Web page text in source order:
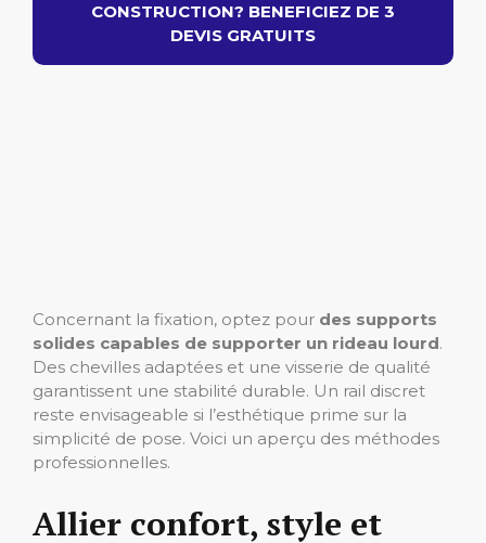
CONSTRUCTION? BENEFICIEZ DE 3
DEVIS GRATUITS
Concernant la fixation, optez pour des supports
solides capables de supporter un rideau lourd.
Des chevilles adaptées et une visserie de qualité
garantissent une stabilité durable. Un rail discret
reste envisageable si l’esthétique prime sur la
simplicité de pose. Voici un aperçu des méthodes
professionnelles.
Allier confort, style et